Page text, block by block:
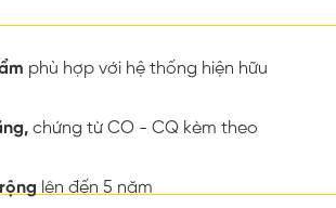
phù hợp với hệ thống hiện hữu
chứng từ CO - CQ kèm theo
lên đến 5 năm